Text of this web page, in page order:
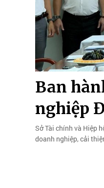
Ban
nghiệp
Sở Tài chính và Hiệp
doanh nghiệp, cải